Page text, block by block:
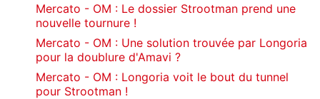
Mercato - OM : Le dossier Strootman prend une
nouvelle tournure !
Mercato - OM : Une solution trouvée par Longoria
pour la doublure d'Amavi ?
Mercato - OM : Longoria voit le bout du tunnel
pour Strootman !